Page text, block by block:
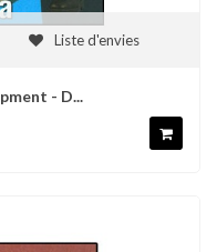
Liste d'envies
- D...